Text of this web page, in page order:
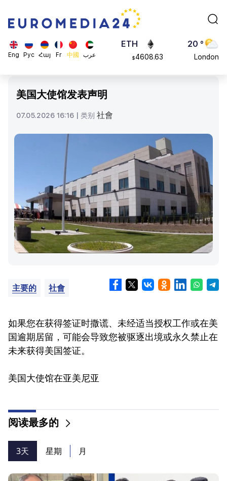
Eng Рус Հայ Fr 中國 عرب
ADA
0.868816
ETH
$4608.63
20 °
London
Rome
23 °
Madrid
美国大使馆发表声明
07.05.2026 16:16 | 类别 社會
主要的 社會
如果您在获得签证时撒谎、未经适当授权工作或在美
国逾期居留，可能会导致您被驱逐出境或永久禁止在
未来获得美国签证。
美国大使馆在亚美尼亚
阅读最多的
3天 星期 月